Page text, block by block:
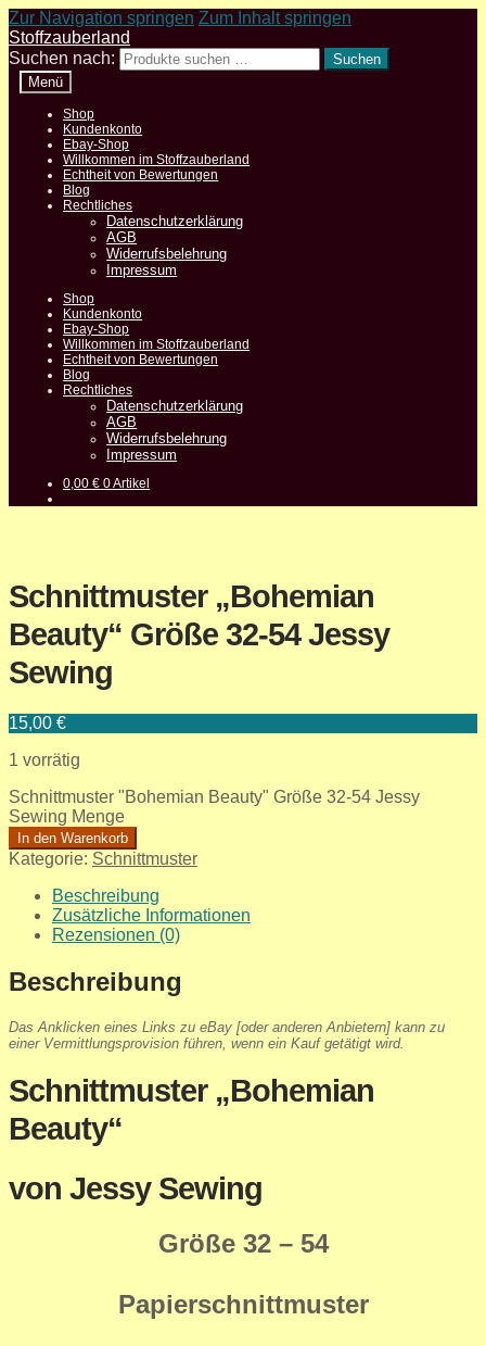
Zur Navigation springen Zum Inhalt springen
Stoffzauberland
Suchen nach:
Suchen
Menü
Shop
Kundenkonto
Ebay-Shop
Willkommen im Stoffzauberland
Echtheit von Bewertungen
Blog
Rechtliches
Datenschutzerklärung
AGB
Widerrufsbelehrung
Impressum
Shop
Kundenkonto
Ebay-Shop
Willkommen im Stoffzauberland
Echtheit von Bewertungen
Blog
Rechtliches
Datenschutzerklärung
AGB
Widerrufsbelehrung
Impressum
0,00€ 0 Artikel
Schnittmuster „Bohemian
Beauty“ Größe 32-54 Jessy
Sewing
15,00 €
1 vorrätig
Schnittmuster "Bohemian Beauty" Größe 32-54 Jessy
Sewing Menge
In den Warenkorb
Kategorie: Schnittmuster
Beschreibung
Zusätzliche Informationen
Rezensionen (0)
Beschreibung
Das Anklicken eines Links zu eBay [oder anderen Anbietern] kann zu
einer Vermittlungsprovision führen, wenn ein Kauf getätigt wird.
Schnittmuster „Bohemian
Beauty“
von Jessy Sewing
Größe 32 – 54
Papierschnittmuster